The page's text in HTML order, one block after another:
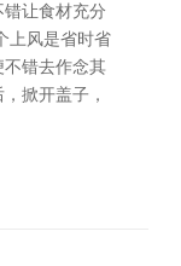
让食材充分
上风是省时省
错去作念其
掀开盖子，